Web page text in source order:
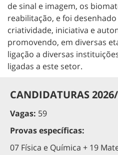
de sinal e imagem, os
reabilitação, e foi
criatividade, iniciativa e
promovendo, em diversas
ligação a diversas
ligadas a este setor.
CANDIDATURAS
Vagas: 59
Provas específicas:
07 Física e Química + 19